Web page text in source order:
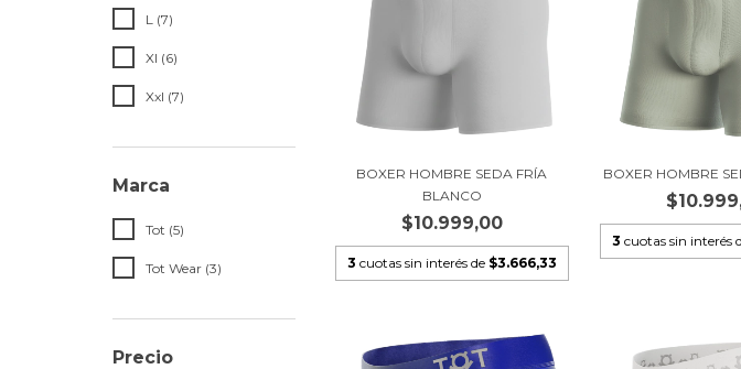
L (7)
Xl (6)
Xxl (7)
Marca
Tot (5)
Tot Wear (3)
Precio
BOXER HOMBRE SEDA FRÍA
BLANCO
$10.999,00
3 cuotas sin interés de $3.666,33
BOXER HOMBRE
3 cuotas sin interés